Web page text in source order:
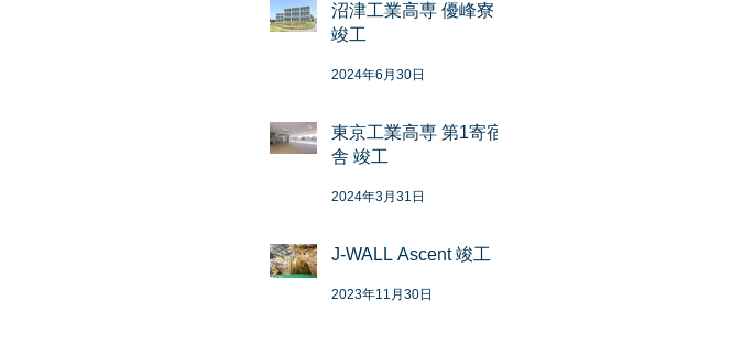
沼津工業高専 優峰寮
竣工
2024年6月30日
東京工業高専 第1寄宿
舎 竣工
2024年3月31日
J-WALL Ascent 竣工
2023年11月30日